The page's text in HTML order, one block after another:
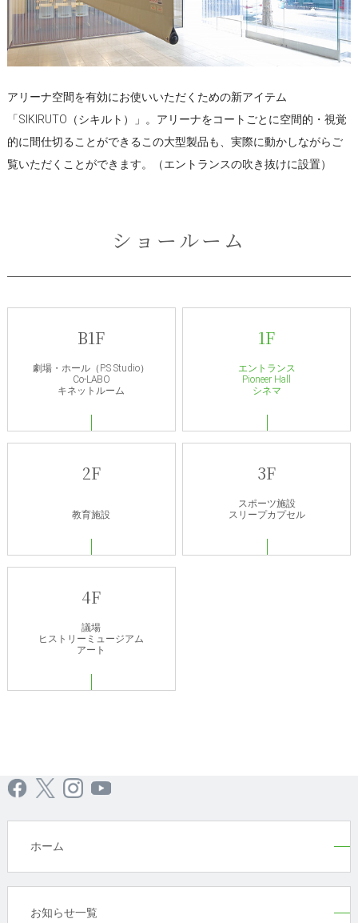
アリーナ空間を有効にお使いいただくための新アイテム
「SIKIRUTO（シキルト）」。アリーナをコートごとに空間的・視覚
的に間仕切ることができるこの大型製品も、実際に動かしながらご
覧いただくことができます。（エントランスの吹き抜けに設置）
ショールーム
B1F
劇場・ホール（P.S Studio）
Co-LABO
キネットルーム
1F
エントランス
Pioneer Hall
シネマ
2F
教育施設
3F
スポーツ施設
スリープカプセル
4F
議場
ヒストリーミュージアム
アート
ホーム
お知らせ一覧